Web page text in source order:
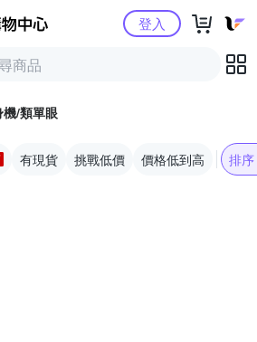
Yahoo購物中心登入
機/類單眼
有現貨 挑戰低價 價格低到高 排序